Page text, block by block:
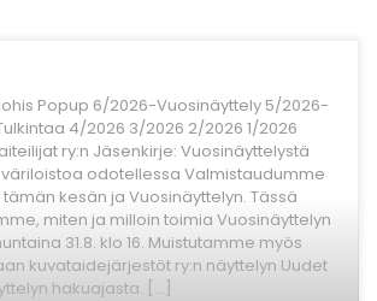
Popup 6/2026-Vuosinäyttely 5/2026-
4/2026 3/2026 2/2026 1/2026
ry:n Jäsenkirje: Vuosinäyttelystä
väriloistoa odotellessa Valmistaudumme
kesän ja Vuosinäyttelyn. Tässä
miten ja milloin toimia Vuosinäyttelyn
31.8. klo 16. Muistutamme myös
kuvataidejärjestöt ry:n näyttelyn Uudet
hakuajasta. […]